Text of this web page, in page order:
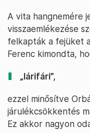
A vita hangnemére
visszaemlékezése
felkapták a fejüket
Ferenc kimondta,
„lárifári”,
ezzel minősítve
járulékcsökkentés
Ez akkor nagyon